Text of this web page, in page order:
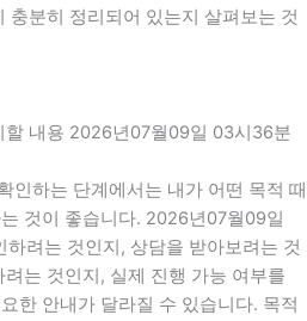
충분히 정리되어 있는지 살펴보는 것
할 내용 2026년07월09일 03시36분
인하는 단계에서는 내가 어떤 목적 때
것이 좋습니다. 2026년07월09일
려는 것인지, 상담을 받아보려는 것
는 것인지, 실제 진행 가능 여부를
한 안내가 달라질 수 있습니다. 목적